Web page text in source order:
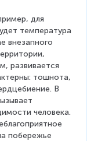
для
температура
внезапного
развивается
тошнота,
В
человека.
побережье